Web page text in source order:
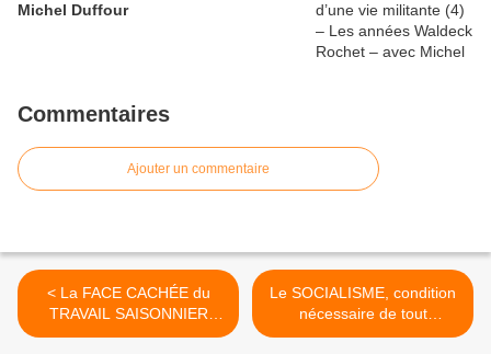
Michel Duffour
Commentaires
Ajouter un commentaire
< La FACE CACHÉE du
TRAVAIL SAISONNIER
dans le SECTEUR
Le SOCIALISME, condition
nécessaire de tout
programme à vocation